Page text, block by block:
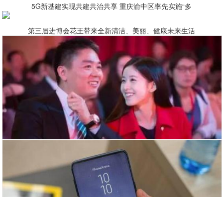
5G新基建实现共建共治共享 重庆渝中区率先实施“多
第三届进博会花王带来全新清洁、美丽、健康未来生活